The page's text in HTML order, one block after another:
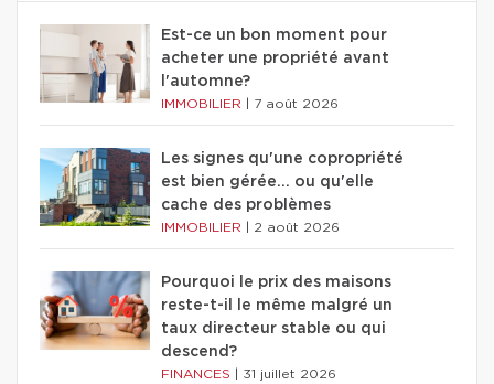
Est-ce un bon moment pour
acheter une propriété avant
l'automne?
IMMOBILIER 7 août 2026
Les signes qu'une copropriété
est bien gérée… ou qu'elle
cache des problèmes
IMMOBILIER 2 août 2026
Pourquoi le prix des maisons
reste-t-il le même malgré un
taux directeur stable ou qui
descend?
FINANCES 31 juillet 2026